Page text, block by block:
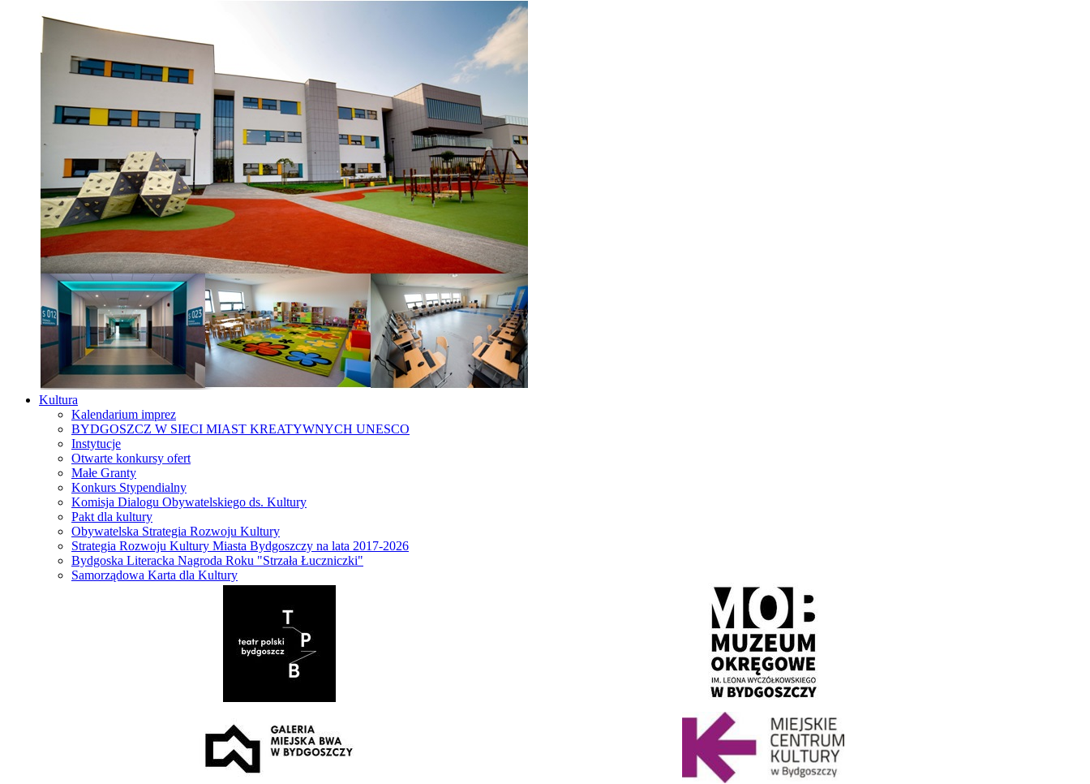
Kultura
Kalendarium imprez
BYDGOSZCZ W SIECI MIAST KREATYWNYCH UNESCO
Instytucje
Otwarte konkursy ofert
Małe Granty
Konkurs Stypendialny
Komisja Dialogu Obywatelskiego ds. Kultury
Pakt dla kultury
Obywatelska Strategia Rozwoju Kultury
Strategia Rozwoju Kultury Miasta Bydgoszczy na lata 2017-2026
Bydgoska Literacka Nagroda Roku "Strzała Łuczniczki"
Samorządowa Karta dla Kultury